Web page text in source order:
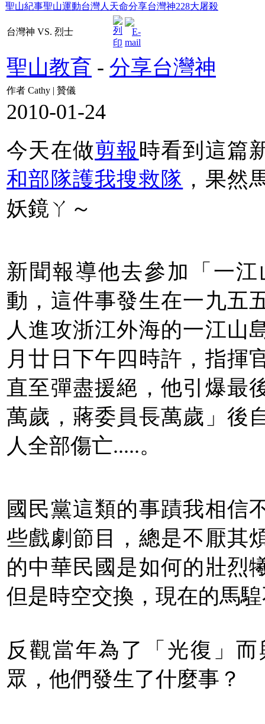
聖山紀事聖山運動台灣人天命分享台灣神228大屠殺
台灣神 VS. 烈士
聖山教育 - 分享台灣神
作者 Cathy | 贊儀
2010-01-24
今天在做剪報 時看到這篇
和部隊護我搜救隊 ，果然
妖鏡ㄚ～
新聞報導他去參加「一
動，這件事發生在一九五
人進攻浙江外海的一江山
月廿日下午四時許，指揮
直至彈盡援絕，他引爆最
萬歲，蔣委員長萬歲」後
人全部傷亡.....。
國民黨這類的事蹟我相信
些戲劇節目，總是不厭其
的中華民國是如何的壯烈
但是時空交換，現在的馬
反觀當年為了「光復」
眾，他們發生了什麼事？